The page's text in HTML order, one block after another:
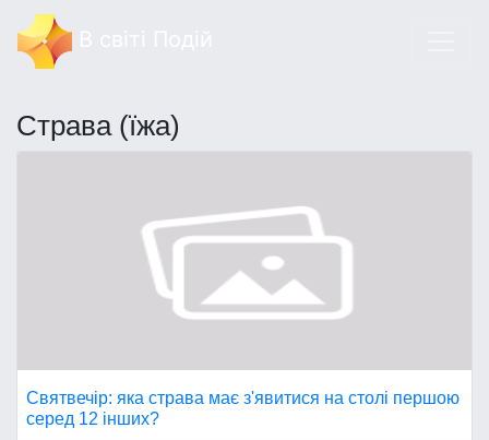
Страва (їжа)
Святвечір: яка страва має з'явитися на столі першою
серед 12 інших?